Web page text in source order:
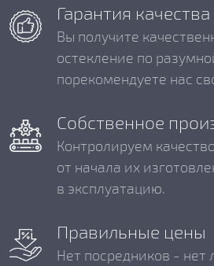
Гарантия качества
Вы получите
остекление по
порекомендуете нас
Собственное
Контролируем
от начала их
в эксплуатацию.
Правильные цены
Нет посредников - нет